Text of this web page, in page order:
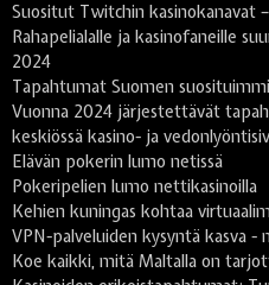
Suositut Twitchin kasinokanavat
Rahapelialalle ja kasinofaneille
2024
Tapahtumat Suomen
Vuonna 2024 järjestettävät
keskiössä kasino- ja
Elävän pokerin lumo netissä
Pokeripelien lumo nettikasinoilla
Kehien kuningas kohtaa
VPN-palveluiden kysyntä kasva -
Koe kaikki, mitä Maltalla on